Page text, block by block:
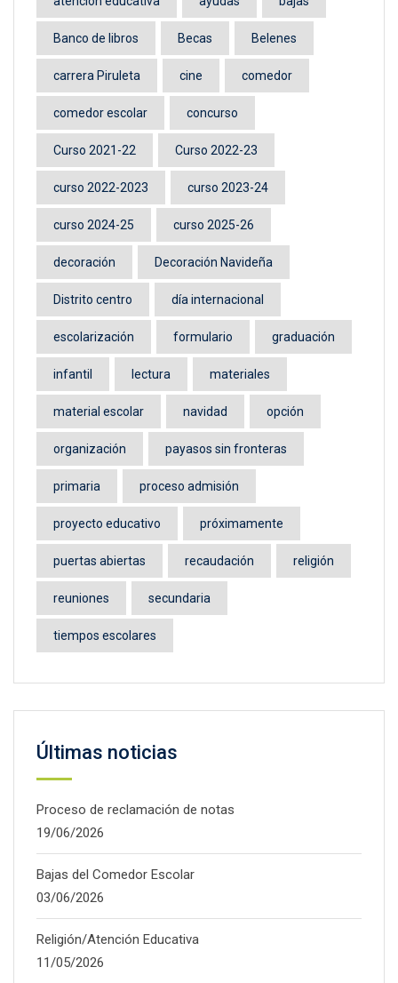
Banco de libros Becas Belenes
carrera Piruleta cine comedor
comedor escolar concurso
Curso 2021-22 Curso 2022-23
curso 2022-2023 curso 2023-24
curso 2024-25 curso 2025-26
decoración Decoración Navideña
Distrito centro día internacional
escolarización formulario graduación
infantil lectura materiales
material escolar navidad opción
organización payasos sin fronteras
primaria proceso admisión
proyecto educativo próximamente
puertas abiertas recaudación religión
reuniones secundaria
tiempos escolares
Últimas noticias
Proceso de reclamación de notas
19/06/2026
Bajas del Comedor Escolar
03/06/2026
Religión/Atención Educativa
11/05/2026